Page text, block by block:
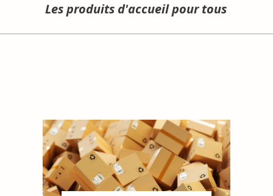
Les produits d'accueil pour tous